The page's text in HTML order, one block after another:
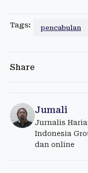
Tags: pencabulan
Share
Jumali
Jurnalis
Indonesia
dan online